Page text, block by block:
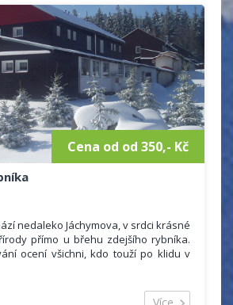
Cena od od 350,- Kč
nedaleko Jáchymova, v srdci krásné
přímo u břehu zdejšího rybníka.
ocení všichni, kdo touží po klidu v
pokoj je vybaven vlastním sociálním